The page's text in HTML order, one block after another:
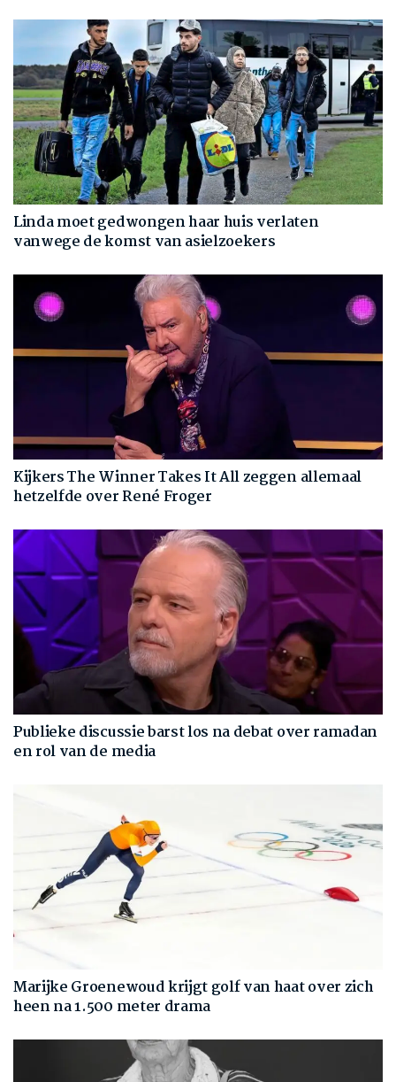
Linda moet gedwongen haar huis verlaten
vanwege de komst van asielzoekers
Kijkers The Winner Takes It All zeggen allemaal
hetzelfde over René Froger
Publieke discussie barst los na debat over ramadan
en rol van de media
Marijke Groenewoud krijgt golf van haat over zich
heen na 1.500 meter drama